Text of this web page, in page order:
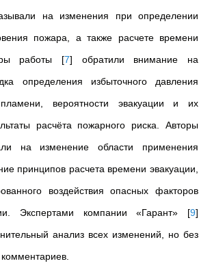
на изменения при определении
пожара, а также расчете времени
работы [7] обратили внимание на
определения избыточного давления
вероятности эвакуации и их
расчёта пожарного риска. Авторы
на изменение области применения
принципов расчета времени эвакуации,
воздействия опасных факторов
Экспертами компании «Гарант» [9]
анализ всех изменений, но без